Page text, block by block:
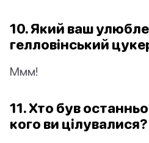
10. Який ваш
гелловінський
Ммм!
11. Хто був
кого ви цілувалися?